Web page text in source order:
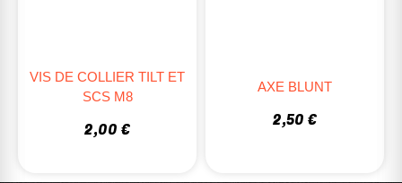
VIS DE COLLIER TILT ET
SCS M8
2,00 €
AXE BLUNT
2,50 €